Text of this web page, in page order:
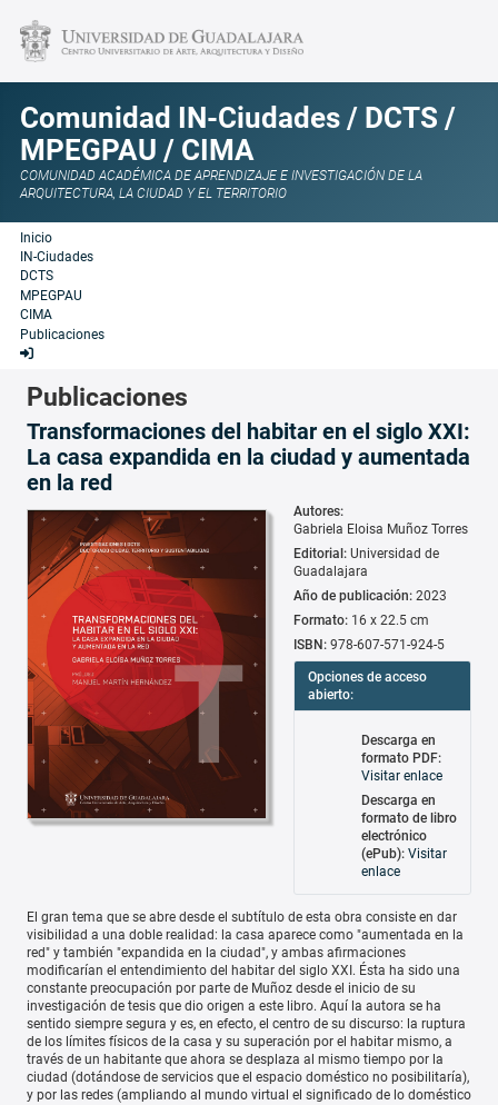
Comunidad IN-Ciudades / DCTS /
MPEGPAU / CIMA
COMUNIDAD ACADÉMICA DE APRENDIZAJE E INVESTIGACIÓN DE LA
ARQUITECTURA, LA CIUDAD Y EL TERRITORIO
Inicio
IN-Ciudades
DCTS
MPEGPAU
CIMA
Publicaciones
Publicaciones
Transformaciones del habitar en el siglo XXI:
La casa expandida en la ciudad y aumentada
en la red
Autores:
Gabriela Eloisa Muñoz Torres
Editorial: Universidad de
Guadalajara
Año de publicación: 2023
Formato: 16 x 22.5 cm
ISBN: 978-607-571-924-5
Opciones de acceso
abierto:
Descarga en
formato PDF:
Visitar enlace
Descarga en
formato de libro
electrónico
(ePub): Visitar
enlace
El gran tema que se abre desde el subtítulo de esta obra consiste en dar
visibilidad a una doble realidad: la casa aparece como "aumentada en la
red" y también "expandida en la ciudad", y ambas afirmaciones
modificarían el entendimiento del habitar del siglo XXI. Ésta ha sido una
constante preocupación por parte de Muñoz desde el inicio de su
investigación de tesis que dio origen a este libro. Aquí la autora se ha
sentido siempre segura y es, en efecto, el centro de su discurso: la ruptura
de los límites físicos de la casa y su superación por el habitar mismo, a
través de un habitante que ahora se desplaza al mismo tiempo por la
ciudad (dotándose de servicios que el espacio doméstico no posibilitaría),
y por las redes (ampliando al mundo virtual el significado de lo doméstico